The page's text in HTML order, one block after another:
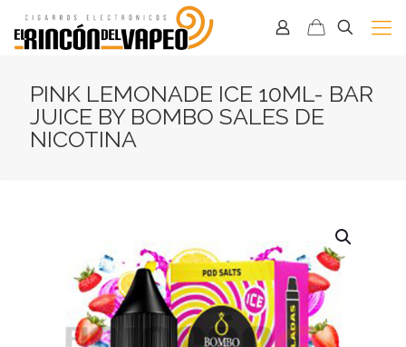
PINK LEMONADE ICE 10ML- BAR
JUICE BY BOMBO SALES DE
NICOTINA